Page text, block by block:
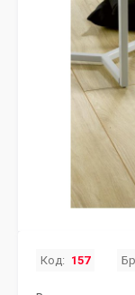
Код: 157